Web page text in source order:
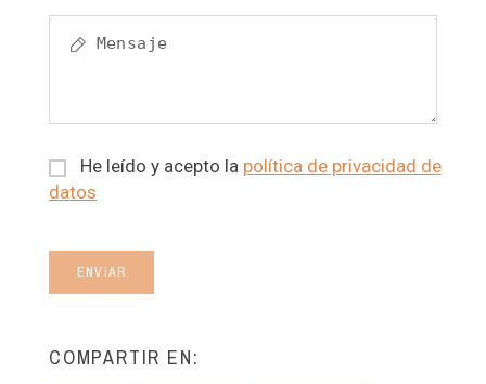
He leído y acepto la política de privacidad de
datos
ENVIAR
COMPARTIR EN: